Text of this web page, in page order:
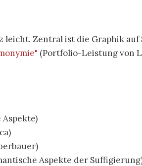
leicht. Zentral ist die Graphik auf
(Portfolio-Leistung von
Aspekte)
Aspekte der